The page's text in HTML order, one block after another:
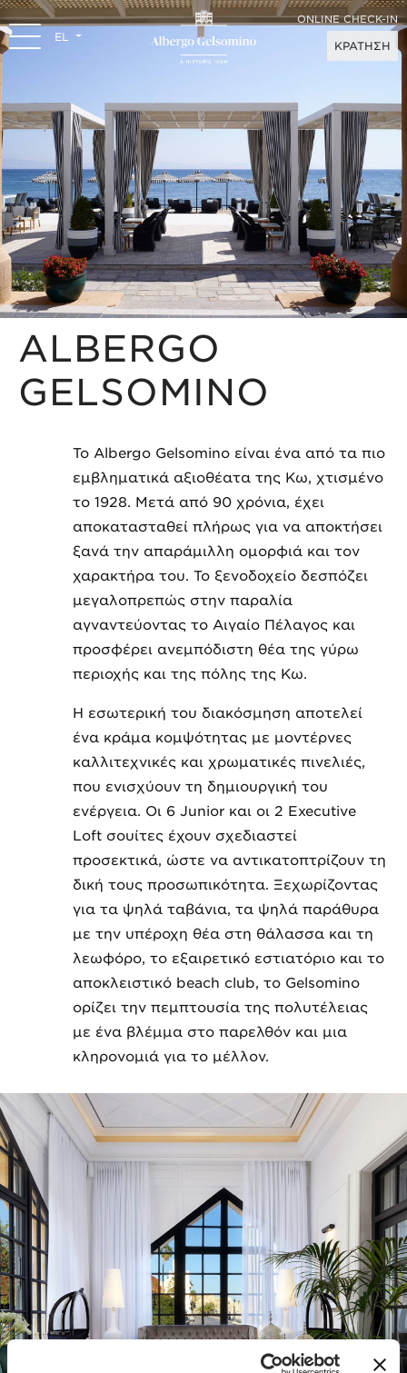
EL
ONLINE CHECK-IN
ΚΡΑΤΗΣΗ
ALBERGO
GELSOMINO
Το Albergo Gelsomino είναι ένα από τα πιο
εμβληματικά αξιοθέατα της Κω, χτισμένο
το 1928. Μετά από 90 χρόνια, έχει
αποκατασταθεί πλήρως για να αποκτήσει
ξανά την απαράμιλλη ομορφιά και τον
χαρακτήρα του. Το ξενοδοχείο δεσπόζει
μεγαλοπρεπώς στην παραλία
αγναντεύοντας το Αιγαίο Πέλαγος και
προσφέρει ανεμπόδιστη θέα της γύρω
περιοχής και της πόλης της Κω.
Η εσωτερική του διακόσμηση αποτελεί
ένα κράμα κομψότητας με μοντέρνες
καλλιτεχνικές και χρωματικές πινελιές,
που ενισχύουν τη δημιουργική του
ενέργεια. Οι 6 Junior και οι 2 Executive
Loft σουίτες έχουν σχεδιαστεί
προσεκτικά, ώστε να αντικατοπτρίζουν τη
δική τους προσωπικότητα. Ξεχωρίζοντας
για τα ψηλά ταβάνια, τα ψηλά παράθυρα
με την υπέροχη θέα στη θάλασσα και τη
λεωφόρο, το εξαιρετικό εστιατόριο και το
αποκλειστικό beach club, το Gelsomino
ορίζει την πεμπτουσία της πολυτέλειας
με ένα βλέμμα στο παρελθόν και μια
κληρονομιά για το μέλλον.